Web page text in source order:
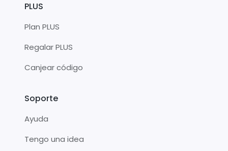
PLUS
Plan PLUS
Regalar PLUS
Canjear código
Soporte
Ayuda
Tengo una idea